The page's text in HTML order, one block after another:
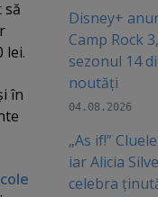
să
lei.
în
Disney+
Camp Rock
sezonul 14
noutăți
04.08.2026
„As if!”
iar Alicia
celebra